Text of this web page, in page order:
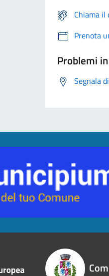
Chiama
Prenota
Problemi
Segnala